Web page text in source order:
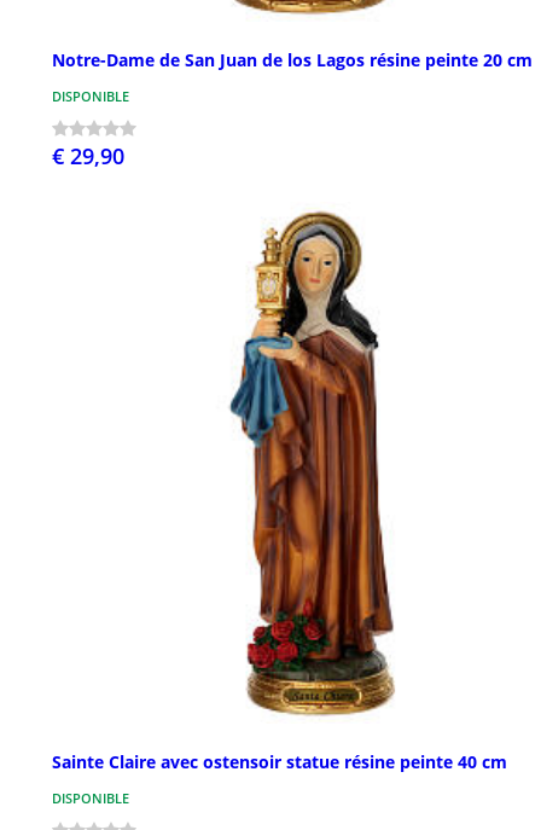
Notre-Dame de San Juan de los Lagos résine peinte 20 cm
DISPONIBLE
€ 29,90
Sainte Claire avec ostensoir statue résine peinte 40 cm
DISPONIBLE